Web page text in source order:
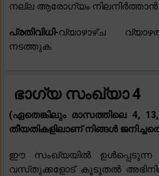
നല്ല ആരോഗ്യം നിലനിർത്താൻ
പ്രതിവിധി-വ്യാഴാഴ്ച
നടത്തുക.
ഭാഗ്യ സംഖ്യാ 4
(ഏതെങ്കിലും മാസത്തിലെ 4,
തീയതികളിലാണ് നിങ്ങൾ
ഈ സംഖ്യയിൽ ഉൾപ്പെടുന്ന
വസ്‌തുക്കളോട് കൂടുതൽ